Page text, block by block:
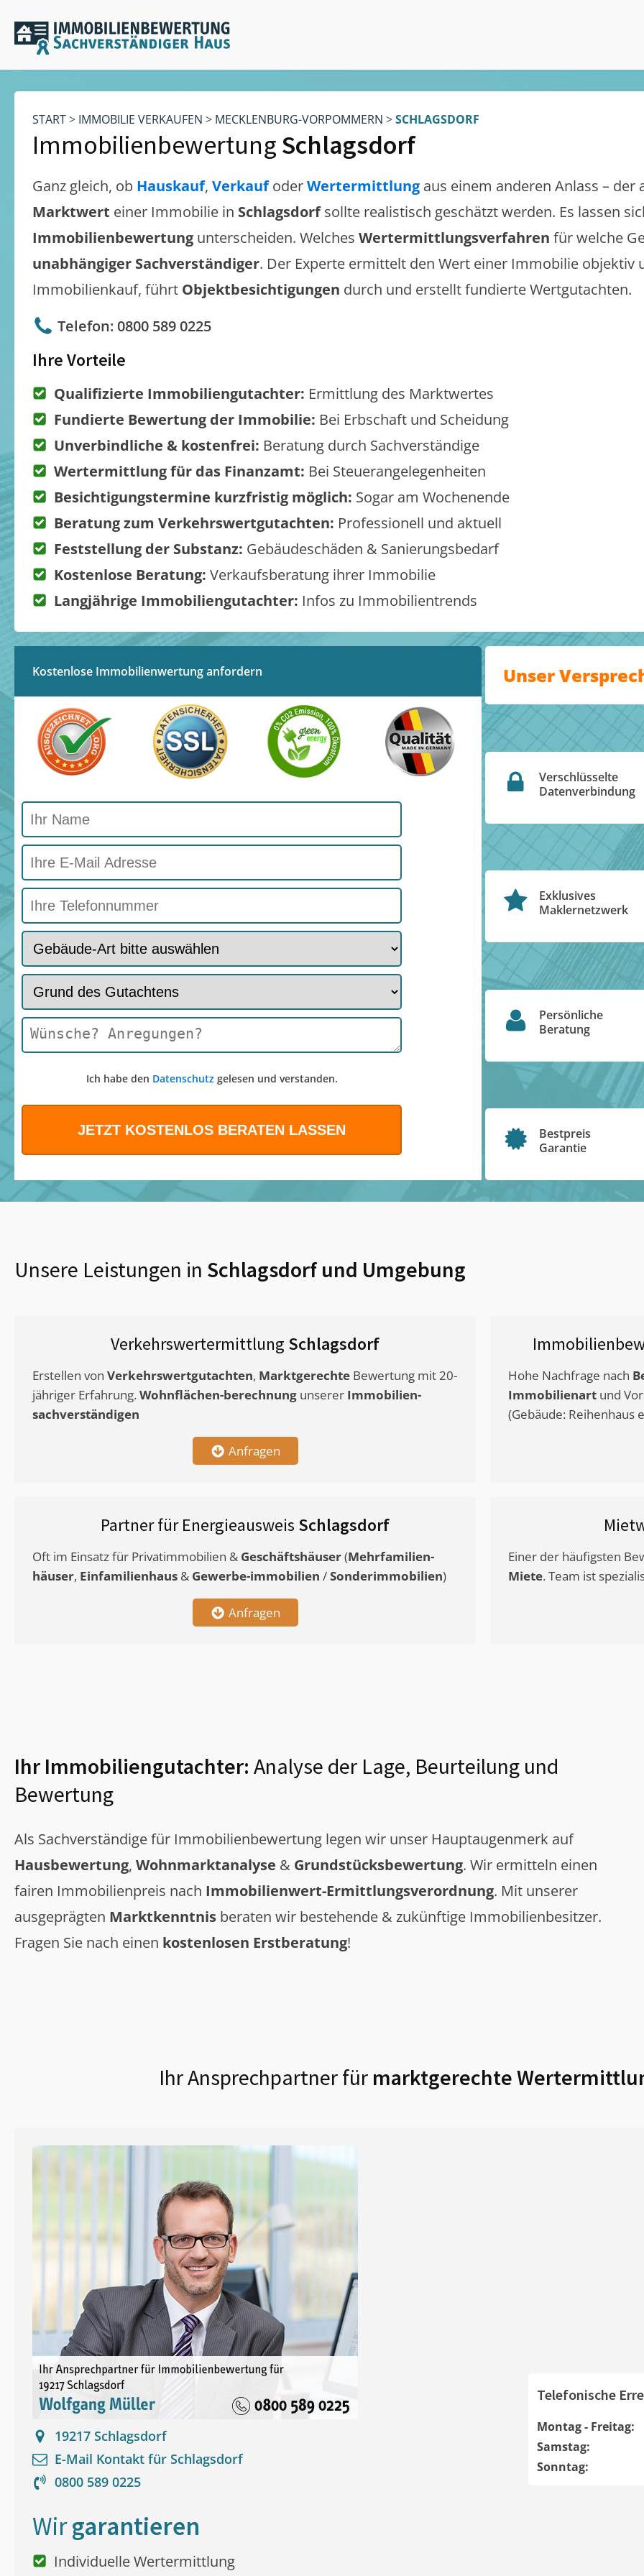
START> IMMOBILIE VERKAUFEN > MECKLENBURG-VORPOMMERN >SCHLAGSDORF
Immobilienbewertung Schlagsdorf
Ganz gleich, ob Hauskauf, VerkaufoderWertermittlung aus einem anderen Anlass – der
Marktwert einer Immobilie in Schlagsdorf sollte realistisch geschätzt werden. Es lassen
Immobilienbewertung unterscheiden. Welches Wertermittlungsverfahren für welche
unabhängiger Sachverständiger. Der Experte ermittelt den Wert einer Immobilie objektiv
Immobilienkauf, führt Objektbesichtigungen durch und erstellt fundierte Wertgutachten.
Telefon: 0800 589 0225
Ihre Vorteile
Qualifizierte Immobiliengutachter: Ermittlung des Marktwertes
Fundierte Bewertung der Immobilie: Bei Erbschaft und Scheidung
Unverbindliche & kostenfrei: Beratung durch Sachverständige
Wertermittlung für das Finanzamt: Bei Steuerangelegenheiten
Besichtigungstermine kurzfristig möglich: Sogar am Wochenende
Beratung zum Verkehrswertgutachten: Professionell und aktuell
Feststellung der Substanz: Gebäudeschäden & Sanierungsbedarf
Kostenlose Beratung: Verkaufsberatung ihrer Immobilie
Langjährige Immobiliengutachter: Infos zu Immobilientrends
Kostenlose Immobilienwertung anfordern
Ich habe den Datenschutzgelesen und verstanden.
Unser
Verschlüsselte
Datenverbindung
Exklusives
Maklernetzwerk
Persönliche
Beratung
Bestpreis
Garantie
Unsere Leistungen in Schlagsdorfund Umgebung
Verkehrswertermittlung Schlagsdorf
Erstellen von Verkehrswertgutachten, Marktgerechte Bewertung mit 20-
jähriger Erfahrung. Wohnflächen-berechnung unserer Immobilien-
sachverständigen
Anfragen
Hohe Nachfrage nach
Immobilienart und
(Gebäude: Reihenhaus
Partner für Energieausweis Schlagsdorf
Oft im Einsatz für Privatimmobilien & Geschäftshäuser(Mehrfamilien-
häuser, Einfamilienhaus & Gewerbe-immobilien /Sonderimmobilien)
Anfragen
Einer der häufigsten
Miete. Team ist
Ihr Immobiliengutachter: Analyse der Lage, Beurteilung und
Bewertung
Als Sachverständige für Immobilienbewertung legen wir unser Hauptaugenmerk auf
Hausbewertung, Wohnmarktanalyse & Grundstücksbewertung. Wir ermitteln einen
fairen Immobilienpreis nach Immobilienwert-Ermittlungsverordnung. Mit unserer
ausgeprägten Marktkenntnis beraten wir bestehende & zukünftige Immobilienbesitzer.
Fragen Sie nach einen kostenlosen Erstberatung!
Ihr Ansprechpartner fürmarktgerechte
19217 Schlagsdorf
E-Mail Kontakt für Schlagsdorf
0800 589 0225
Telefonische
Montag - Freitag:
Samstag:
Sonntag:
Wirgarantieren
Individuelle Wertermittlung